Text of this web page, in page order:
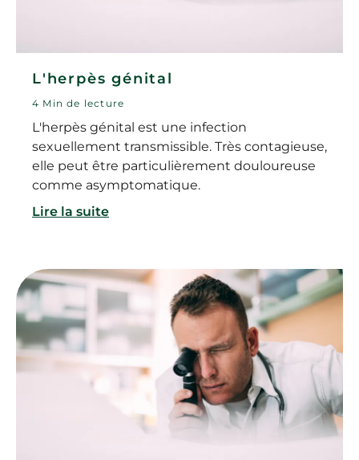
L'herpès génital
4 Min de lecture
L'herpès génital est une infection
sexuellement transmissible. Très contagieuse,
elle peut être particulièrement douloureuse
comme asymptomatique.
Lire la suite